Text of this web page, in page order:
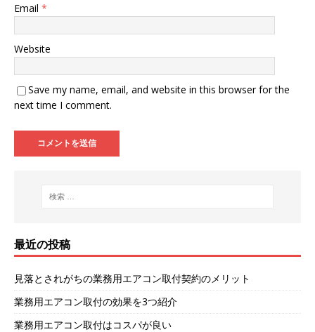
Email *
Website
Save my name, email, and website in this browser for the
next time I comment.
最近の投稿
見落とされがちの業務用エアコン取付契約のメリット
業務用エアコン取付の効果を3つ紹介
業務用エアコン取付はコスパが良い